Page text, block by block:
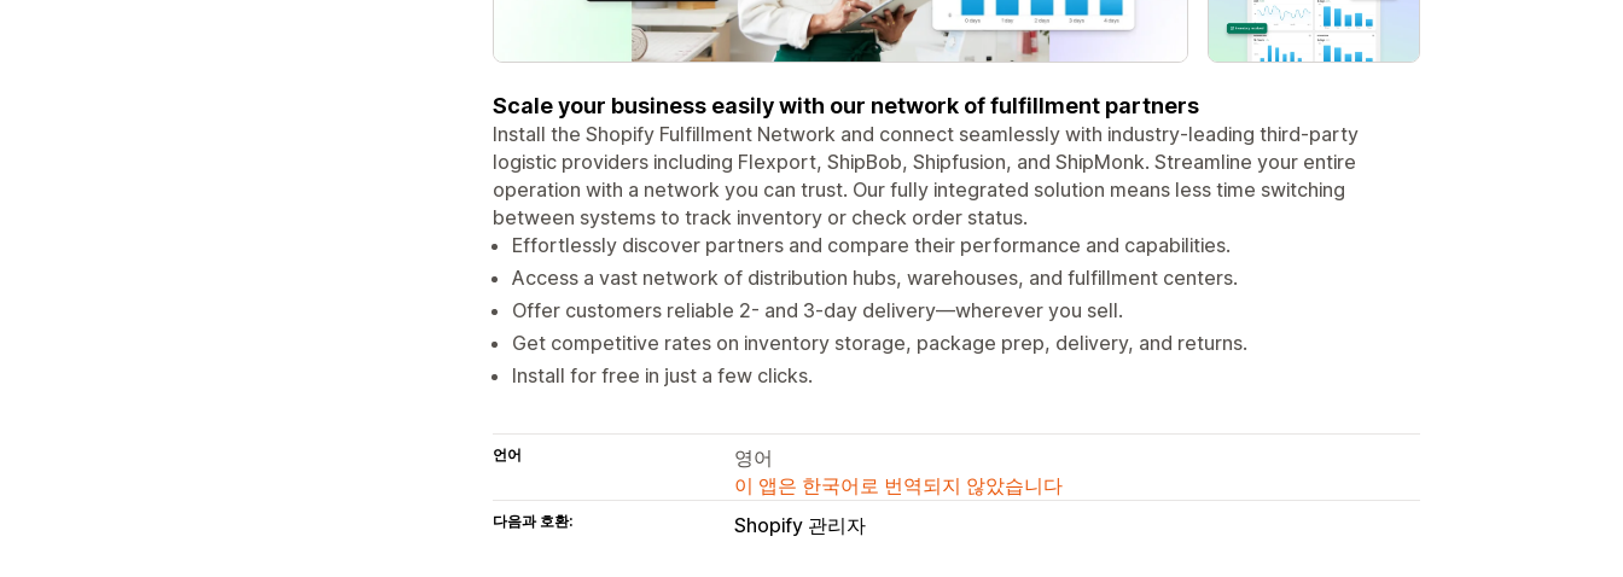
Scale your business easily with our network of fulfillment partners
Install the Shopify Fulfillment Network and connect seamlessly with industry-leading third-party
logistic providers including Flexport, ShipBob, Shipfusion, and ShipMonk. Streamline your entire
operation with a network you can trust. Our fully integrated solution means less time switching
between systems to track inventory or check order status.
Effortlessly discover partners and compare their performance and capabilities.
Access a vast network of distribution hubs, warehouses, and fulfillment centers.
Offer customers reliable 2- and 3-day delivery—wherever you sell.
Get competitive rates on inventory storage, package prep, delivery, and returns.
Install for free in just a few clicks.
언어
영어
이 앱은 한국어로 번역되지 않았습니다
다음과 호환: Shopify 관리자